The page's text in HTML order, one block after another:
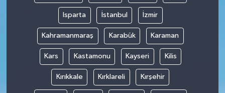
Isparta İstanbul İzmir
Kahramanmaraş Karabük Karaman
Kars Kastamonu Kayseri Kilis
Kırıkkale Kırklareli Kırşehir